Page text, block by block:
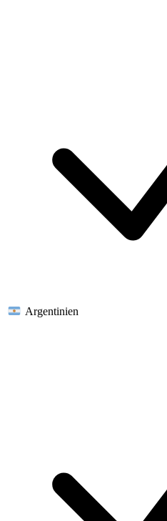
Argentinien